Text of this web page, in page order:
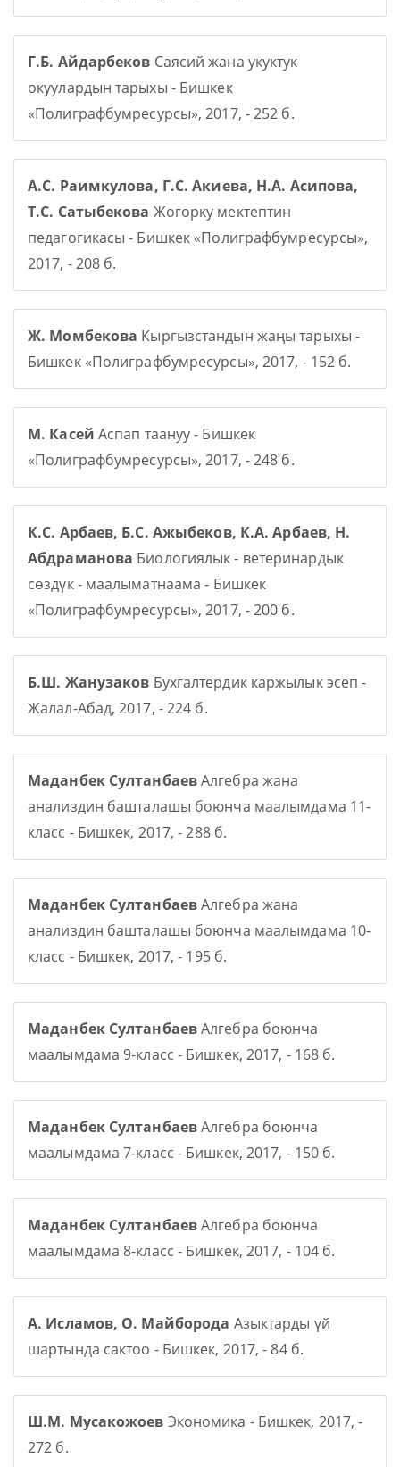
Г.Б. Айдарбеков Саясий жана укуктук
окуулардын тарыхы - Бишкек
«Полиграфбумресурсы», 2017, - 252 б.
А.С. Раимкулова, Г.С. Акиева, Н.А. Асипова,
Т.С. Сатыбекова Жогорку мектептин
педагогикасы - Бишкек «Полиграфбумресурсы»,
2017, - 208 б.
Ж. Момбекова Кыргызстандын жаңы тарыхы -
Бишкек «Полиграфбумресурсы», 2017, - 152 б.
М. Касей Аспап таануу - Бишкек
«Полиграфбумресурсы», 2017, - 248 б.
К.С. Арбаев, Б.С. Ажыбеков, К.А. Арбаев, Н.
Абдраманова Биологиялык - ветеринардык
сөздүк - маалыматнаама - Бишкек
«Полиграфбумресурсы», 2017, - 200 б.
Б.Ш. Жанузаков Бухгалтердик каржылык эсеп -
Жалал-Абад, 2017, - 224 б.
Маданбек СултанбаевАлгебра жана
анализдин башталашы боюнча маалымдама 11-
класс - Бишкек, 2017, - 288 б.
Маданбек СултанбаевАлгебра жана
анализдин башталашы боюнча маалымдама 10-
класс - Бишкек, 2017, - 195 б.
Маданбек СултанбаевАлгебра боюнча
маалымдама 9-класс - Бишкек, 2017, - 168 б.
Маданбек СултанбаевАлгебра боюнча
маалымдама 7-класс - Бишкек, 2017, - 150 б.
Маданбек СултанбаевАлгебра боюнча
маалымдама 8-класс - Бишкек, 2017, - 104 б.
А. Исламов, О. Майборода Азыктарды үй
шартында сактоо - Бишкек, 2017, - 84 б.
Ш.М. Мусакожоев Экономика - Бишкек, 2017, -
272 б.